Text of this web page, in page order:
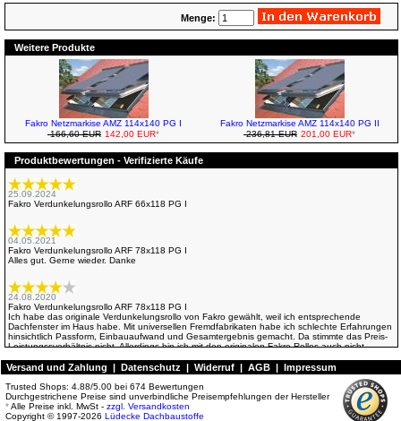
Menge:
Weitere Produkte
Fakro Netzmarkise AMZ 114x140 PG I
166,60 EUR 142,00 EUR*
Fakro Netzmarkise AMZ 114x140 PG II
236,81 EUR 201,00 EUR*
Produktbewertungen - Verifizierte Käufe
25.09.2024
Fakro Verdunkelungsrollo ARF 66x118 PG I
04.05.2021
Fakro Verdunkelungsrollo ARF 78x118 PG I
Alles gut. Gerne wieder. Danke
24.08.2020
Fakro Verdunkelungsrollo ARF 78x118 PG I
Ich habe das originale Verdunkelungsrollo von Fakro gewählt, weil ich entsprechende
Dachfenster im Haus habe. Mit universellen Fremdfabrikaten habe ich schlechte Erfahrungen
hinsichtlich Passform, Einbauaufwand und Gesamtergebnis gemacht. Da stimmte das Preis-
Leistungssverhältnis nicht. Allerdings bin ich mit den originalen Fakro-Rollos auch nicht
eines der Rollos nacharbeiten musste, damit es überhaupt passt. Das zweite Rolle passte
etwas besser. Bei beiden Rollos "entspannte" sich aufgrund der nicht genauen Passung in
den Fenstern die Rollofeder während des Einbaus, so dass die Rollo-Kassette
auseinandergenommen und das Rollo neu gespannt werden musste. Die Rollos sind
diesbezüglich offenbar ziemlich empfindlich. Allgemein könnte man mit der angegebenen
Einbauzeit von 30 min gut hinkommen, wenn alles wie geplannt klappt, die Einbaumaße im
Versand und Zahlung | Datenschutz | Widerruf | AGB | Impressum
Trusted Shops: 4.88/5.00 bei 674 Bewertungen
Durchgestrichene Preise sind unverbindliche Preisempfehlungen der Hersteller
*Alle Preise inkl. MwSt - zzgl. Versandkosten
Copyright © 1997-2026 Lüdecke Dachbaustoffe